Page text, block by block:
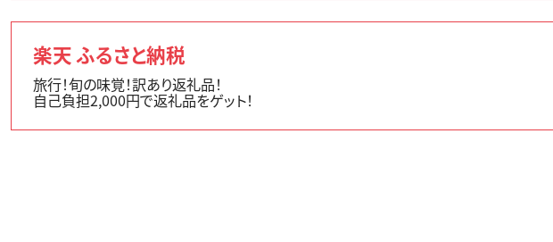
楽天 ふるさと納税
旅行！旬の味覚！訳あり返礼品！
自己負担2,000円で返礼品をゲット！